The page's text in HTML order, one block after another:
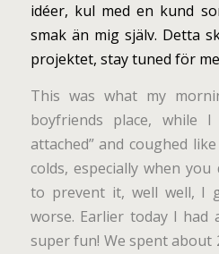
idéer, kul med en kund
smak än mig själv. Detta
projektet, stay tuned för
This was what my
boyfriends place, while
attached” and coughed
colds, especially when
to prevent it, well well, I
worse. Earlier today I
super fun! We spent